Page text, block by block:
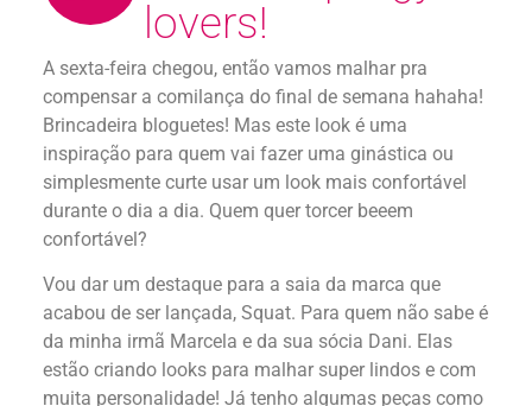
lovers!
A sexta-feira chegou, então vamos malhar pra
compensar a comilança do final de semana hahaha!
Brincadeira bloguetes! Mas este look é uma
inspiração para quem vai fazer uma ginástica ou
simplesmente curte usar um look mais confortável
durante o dia a dia. Quem quer torcer beeem
confortável?
Vou dar um destaque para a saia da marca que
acabou de ser lançada, Squat. Para quem não sabe é
da minha irmã Marcela e da sua sócia Dani. Elas
estão criando looks para malhar super lindos e com
muita personalidade! Já tenho algumas peças como